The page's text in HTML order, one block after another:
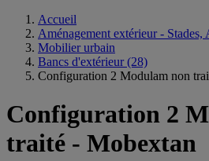
Accueil
Aménagement extérieur - Stades,
Mobilier urbain
Bancs d'extérieur (28)
Configuration 2 Modulam non
Configuration 2
traité - Mobextan